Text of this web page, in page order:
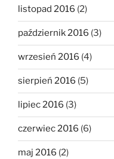
listopad 2016 (2)
październik 2016 (3)
wrzesień 2016 (4)
sierpień 2016 (5)
lipiec 2016 (3)
czerwiec 2016 (6)
maj 2016 (2)